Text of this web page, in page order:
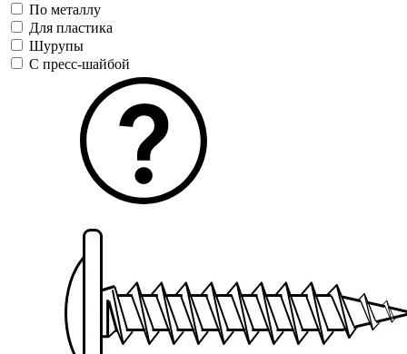
По металлу
Для пластика
Шурупы
С пресс-шайбой